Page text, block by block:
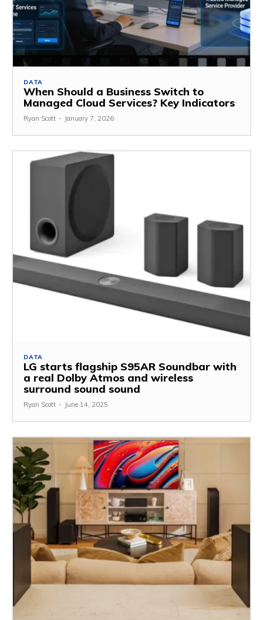
DATA
When Should a Business Switch to
Managed Cloud Services? Key Indicators
Ryan Scott - January 7, 2026
DATA
LG starts flagship S95AR Soundbar with
a real Dolby Atmos and wireless
surround sound sound
Ryan Scott - June 14, 2025